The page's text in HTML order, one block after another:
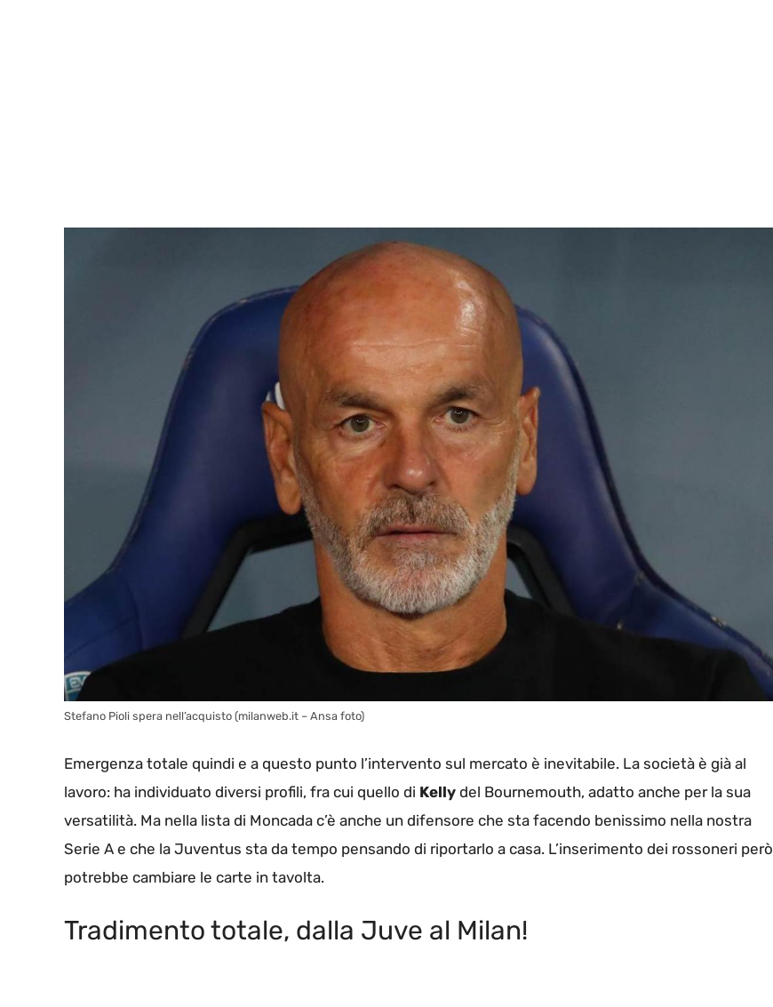
Stefano Pioli spera nell’acquisto (milanweb.it – Ansa foto)
Emergenza totale quindi e a questo punto l’intervento sul mercato è inevitabile. La società è già al
lavoro: ha individuato diversi profili, fra cui quello di Kelly del Bournemouth, adatto anche per la sua
versatilità. Ma nella lista di Moncada c’è anche un difensore che sta facendo benissimo nella nostra
Serie A e che la Juventus sta da tempo pensando di riportarlo a casa. L’inserimento dei rossoneri però
potrebbe cambiare le carte in tavolta.
Tradimento totale, dalla Juve al Milan!